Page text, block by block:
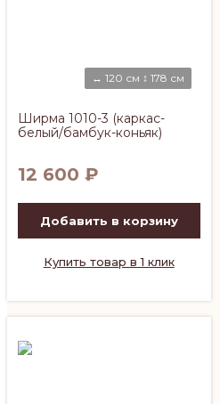
↔ 120 см ↕ 178 см
Ширма 1010-3 (каркас-
белый/бамбук-коньяк)
12 600 ₽
Добавить в корзину
Купить товар в 1 клик